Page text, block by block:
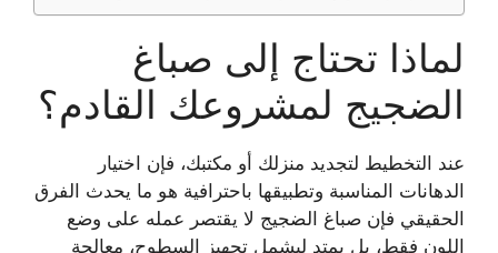
لماذا تحتاج إلى صباغ
الضجيج لمشروعك القادم؟
عند التخطيط لتجديد منزلك أو مكتبك، فإن اختيار
الدهانات المناسبة وتطبيقها باحترافية هو ما يحدث الفرق
الحقيقي فإن صباغ الضجيج لا يقتصر عمله على وضع
اللون فقط، بل يمتد ليشمل تجهيز السطوح، معالجة